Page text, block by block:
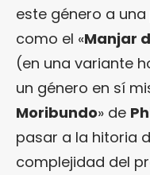
este género a
como el «Manjar
(en una variante
un género en sí
Moribundo» de
pasar a la hitoria
complejidad del